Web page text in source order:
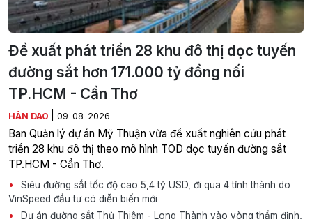
Đề xuất phát triển 28 khu đô thị dọc tuyến
đường sắt hơn 171.000 tỷ đồng nối
TP.HCM - Cần Thơ
HÂN DAO 09-08-2026
Ban Quản lý dự án Mỹ Thuận vừa đề xuất nghiên cứu phát
triển 28 khu đô thị theo mô hình TOD dọc tuyến đường sắt
TP.HCM - Cần Thơ.
Siêu đường sắt tốc độ cao 5,4 tỷ USD, đi qua 4 tỉnh thành do
VinSpeed đầu tư có diễn biến mới
Dự án đường sắt Thủ Thiêm - Long Thành vào vòng thẩm định,